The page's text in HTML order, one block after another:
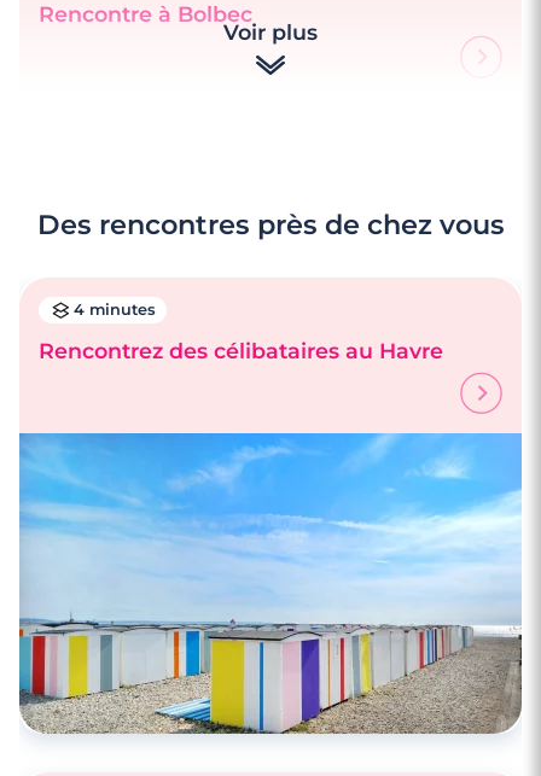
Rencontre à Bolbec
Rencontre à Barentin
Voir plus
Des rencontres près de chez vous
4 minutes
Rencontrez des célibataires au Havre